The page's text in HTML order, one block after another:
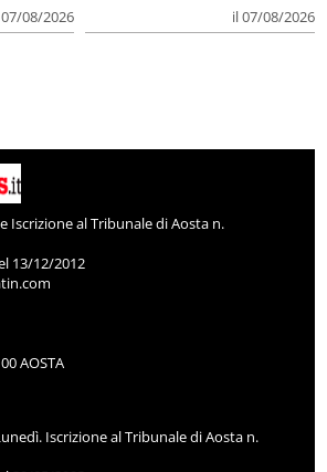
08/2026
il 07/08/2026
Iscrizione al Tribunale di Aosta n.
13/12/2012
AOSTA
Iscrizione al Tribunale di Aosta n.